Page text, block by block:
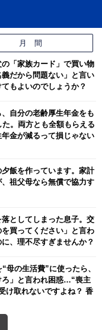
月 間
「家族カード」で買い物
だから問題ない」と言い
もよいのでしょうか？
自分の老齢厚生年金をも
。両方とも全額もらえる
金が減るって損じゃない
飯を作っています。家計
祖父母なら無償で協力す
としてしまった息子。交
買ってください」と言わ
、理不尽すぎませんか？
母の生活費”に使ったら、
ろ」と言われ困惑…“喪主
け取れないですよね？ 香